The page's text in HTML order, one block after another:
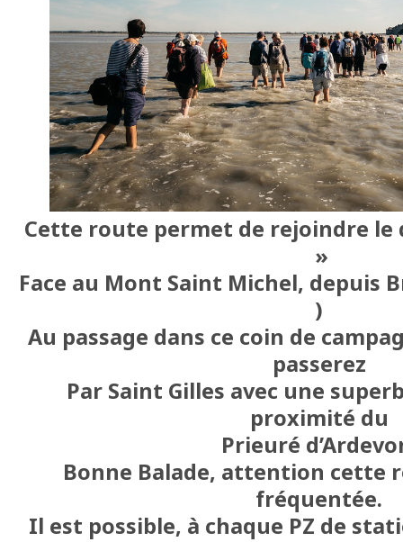
Cette route permet de rejoindre
»
Face au Mont Saint Michel, depuis
)
Au passage dans ce coin de
passerez
Par Saint Gilles avec une
proximité du
Prieuré
Bonne Balade, attention cette
fréquentée.
Il est possible, à chaque PZ de